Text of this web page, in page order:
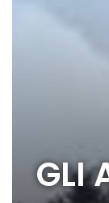
GLI